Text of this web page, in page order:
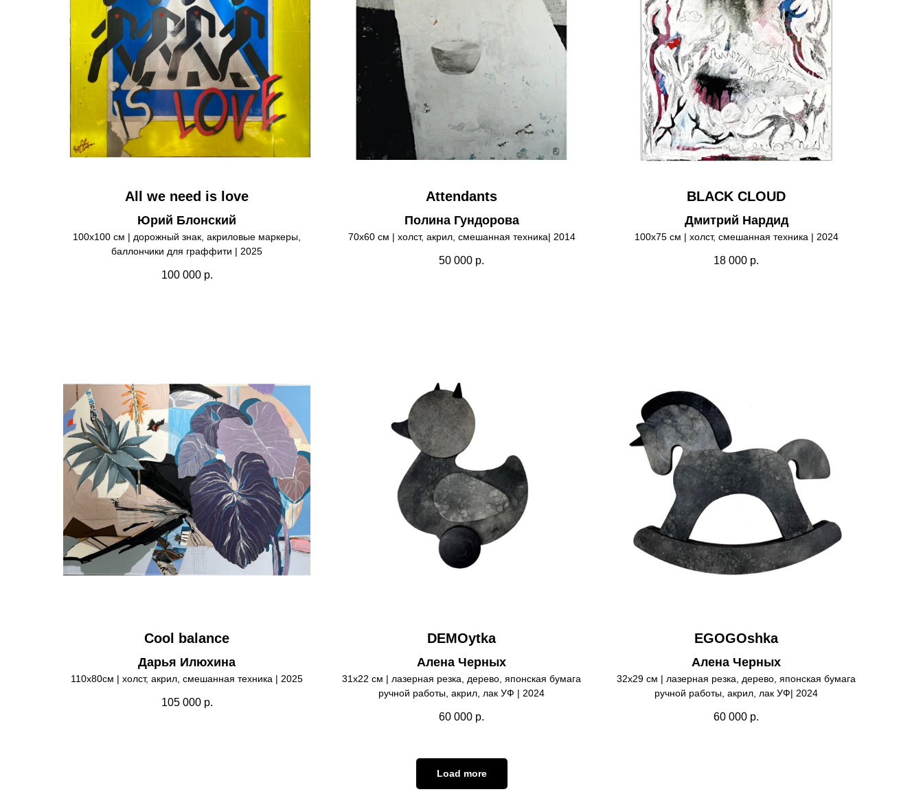
All we need is love
Юрий Блонский
100х100 см | дорожный знак, акриловые маркеры,
баллончики для граффити | 2025
100 000 р.
Attendants
Полина Гундорова
70х60 см | холст, акрил, смешанная техника| 2014
50 000 р.
BLACK CLOUD
Дмитрий Нардид
100х75 см | холст, смешанная техника | 2024
18 000 р.
Cool balance
Дарья Илюхина
110х80см | холст, акрил, смешанная техника | 2025
105 000 р.
DEMOytka
Алена Черных
31х22 см | лазерная резка, дерево, японская бумага
ручной работы, акрил, лак УФ | 2024
60 000 р.
EGOGOshka
Алена Черных
32х29 см | лазерная резка, дерево, японская бумага
ручной работы, акрил, лак УФ| 2024
60 000 р.
Load more